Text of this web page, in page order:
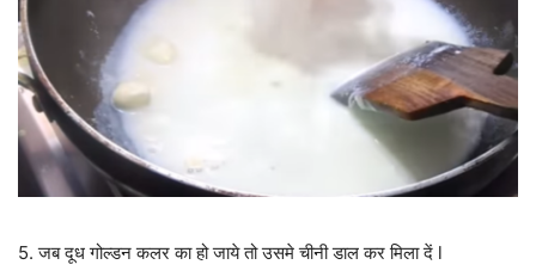
5. जब दूध गोल्डन कलर का हो जाये तो उसमे चीनी डाल कर मिला दें l